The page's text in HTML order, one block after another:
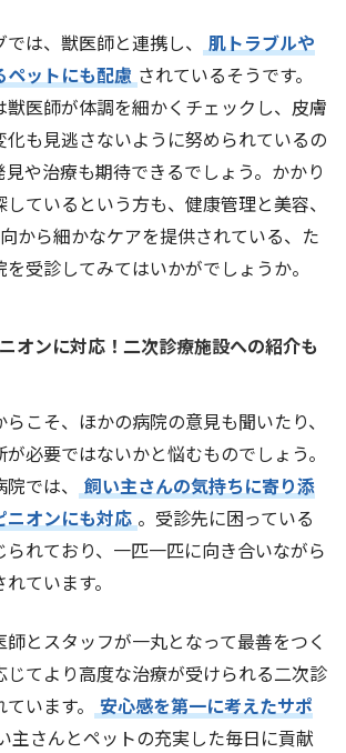
は、獣医師と連携し、
肌トラブルや
ペットにも配慮 されているそうです。
獣医師が体調を細かくチェックし、皮膚
化も見逃さないように努められているの
や治療も期待できるでしょう。かかり
ているという方も、健康管理と美容、
から細かなケアを提供されている、た
受診してみてはいかがでしょうか。
オンに対応！二次診療施設への紹介も
こそ、ほかの病院の意見も聞いたり、
必要ではないかと悩むものでしょう。
では、
飼い主さんの気持ちに寄り添
ニオンにも対応 。受診先に困っている
れており、一匹一匹に向き合いながら
ています。
とスタッフが一丸となって最善をつく
じてより高度な治療が受けられる二次診
います。
安心感を第一に考えたサポ
主さんとペットの充実した毎日に貢献